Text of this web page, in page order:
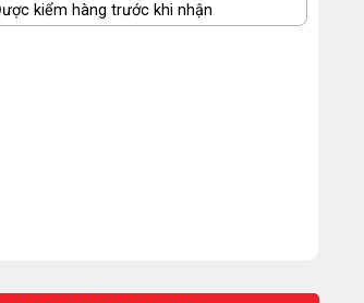
kiểm hàng trước khi nhận